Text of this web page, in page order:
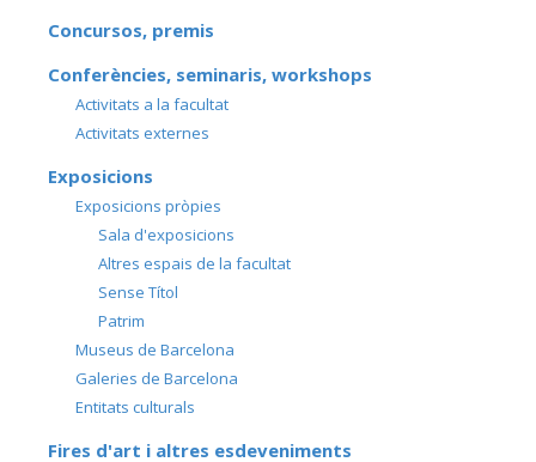
Concursos, premis
Conferències, seminaris, workshops
Activitats a la facultat
Activitats externes
Exposicions
Exposicions pròpies
Sala d'exposicions
Altres espais de la facultat
Sense Títol
Patrim
Museus de Barcelona
Galeries de Barcelona
Entitats culturals
Fires d'art i altres esdeveniments